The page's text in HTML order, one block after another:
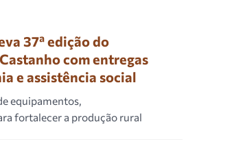
37ª edição do
com entregas
e assistência social
equipamentos,
fortalecer a produção rural